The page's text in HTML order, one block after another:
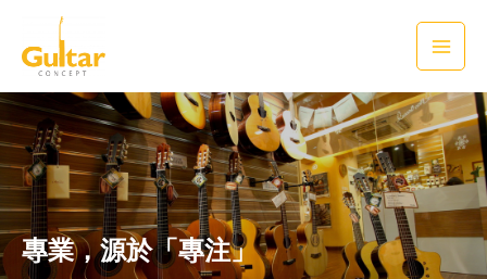
專業，源於「專注」